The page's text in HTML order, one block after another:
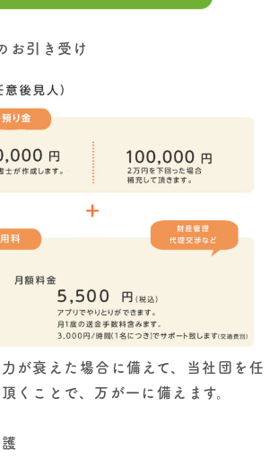
お引き受け
が衰えた場合に備えて、当社団を任
くことで、万が一に備えます。